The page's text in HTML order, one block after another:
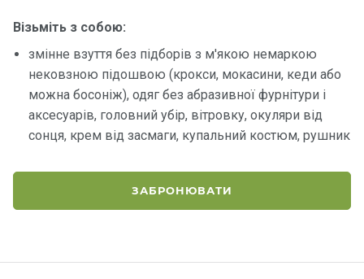
Візьміть з собою:
змінне взуття без підборів з м'якою немаркою
нековзною підошвою (крокси, мокасини, кеди або
можна босоніж), одяг без абразивної фурнітури і
аксесуарів, головний убір, вітровку, окуляри від
сонця, крем від засмаги, купальний костюм, рушник
ЗАБРОНЮВАТИ